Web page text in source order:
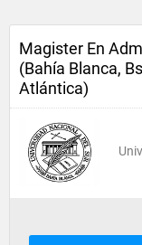
Magister En
(Bahía Blanca,
Atlántica)